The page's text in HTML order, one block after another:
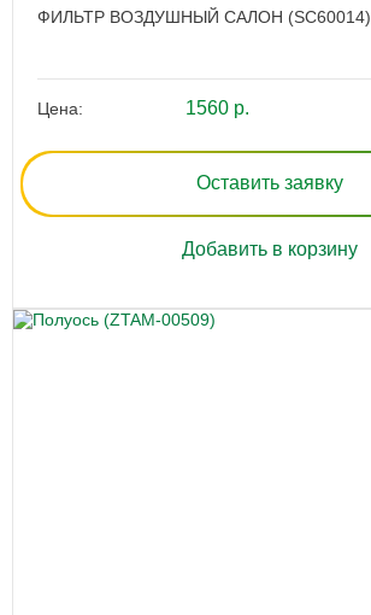
ФИЛЬТР ВОЗДУШНЫЙ САЛОН (SC60014)
Цена: 1560 р.
Оставить заявку
Добавить в корзину